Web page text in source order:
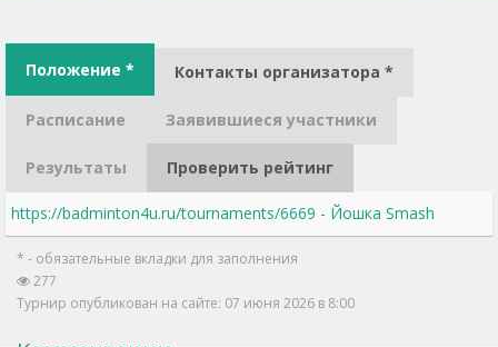
Положение * Контакты организатора *
Расписание Заявившиеся участники
Результаты Проверить рейтинг
https://badminton4u.ru/tournaments/6669 - Йошка Smash
* - обязательные вкладки для заполнения
277
Турнир опубликован на сайте: 07 июня 2026 в 8:00